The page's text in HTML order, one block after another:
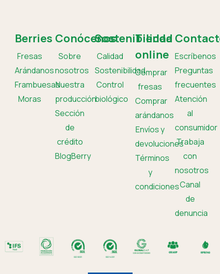
Berries
Fresas
Arándanos
Frambuesas
Moras
Conócenos
Sobre
nosotros
Nuestra
producción
Sección
de
crédito
BlogBerry
Sostenibilidad
Calidad
Sostenibilidad
Control
biológico
Tienda
online
Comprar
fresas
Comprar
arándanos
Envíos y
devoluciones
Términos
y
condiciones
Escríbenos
Preguntas
frecuentes
Atención
al
consumidor
Trabaja
con
nosotros
Canal
de
denuncia